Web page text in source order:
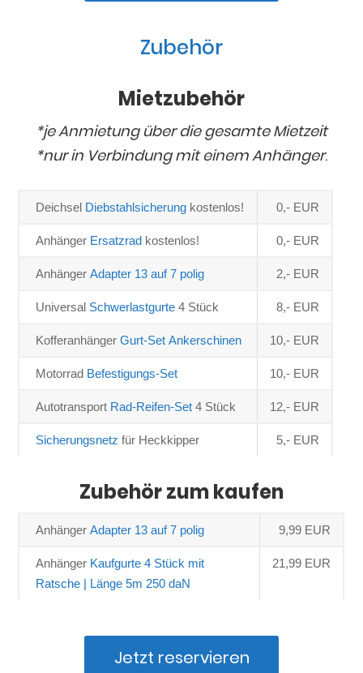
Zubehör
Mietzubehör
*je Anmietung über die gesamte Mietzeit
*nur in Verbindung mit einem Anhänger.
Deichsel Diebstahlsicherung kostenlos! 0,- EUR
Anhänger Ersatzrad kostenlos! 0,- EUR
Anhänger Adapter 13 auf 7 polig 2,- EUR
Universal Schwerlastgurte 4 Stück 8,- EUR
Kofferanhänger 10,- EUR
Motorrad Befestigungs-Set 10,- EUR
Autotransport Rad-Reifen-Set 4 Stück 12,- EUR
Sicherungsnetz für Heckkipper 5,- EUR
Zubehör zum kaufen
Anhänger Adapter 13 auf 7 polig 9,99 EUR
Anhänger Kaufgurte 4 Stück mit
Ratsche | Länge 5m 250 daN
21,99 EUR
Jetzt reservieren